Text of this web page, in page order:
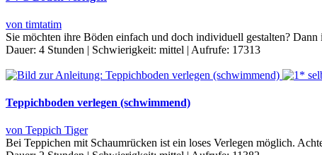
von timtatim
Sie möchten ihre Böden einfach und doch individuell gestalten?
Dauer: 4 Stunden | Schwierigkeit: mittel | Aufrufe: 17313
Teppichboden verlegen (schwimmend)
von Teppich Tiger
Bei Teppichen mit Schaumrücken ist ein loses Verlegen möglich.